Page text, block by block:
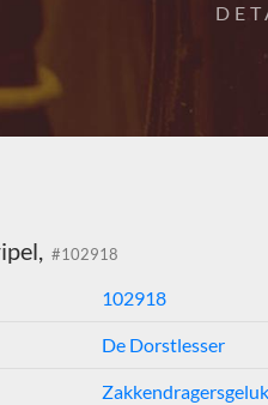
#102918
102918
De Dorstlesser